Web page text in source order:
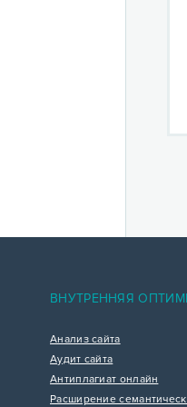
ВНУТРЕННЯЯ
Анализ сайта
Аудит сайта
Антиплагиат онлайн
Расширение